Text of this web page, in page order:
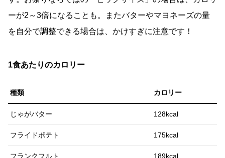
ーが2～3倍になることも。またバターやマヨネーズの量
を自分で調整できる場合は、かけすぎに注意です！
1食あたりのカロリー
種類 カロリー
じゃがバター 128kcal
フライドポテト 175kcal
フランクフルト 189kcal